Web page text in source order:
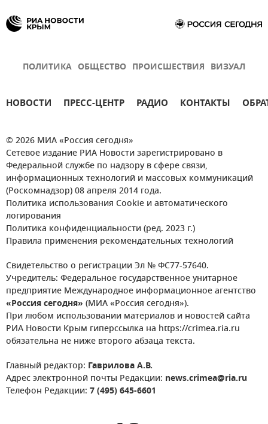
ПОЛИТИКА ОБЩЕСТВО ПРОИСШЕСТВИЯ ВИЗУАЛ
НОВОСТИ ПРЕСС-ЦЕНТР РАДИО КОНТАКТЫ
© 2026 МИА «Россия сегодня»
Сетевое издание РИА Новости зарегистрировано в
Федеральной службе по надзору в сфере связи,
информационных технологий и массовых коммуникаций
(Роскомнадзор) 08 апреля 2014 года.
Политика использования Cookie и автоматического
логирования
Политика конфиденциальности (ред. 2023 г.)
Правила применения рекомендательных технологий
Свидетельство о регистрации Эл № ФС77-57640.
Учредитель: Федеральное государственное унитарное
предприятие Международное информационное агентство
«Россия сегодня» (МИА «Россия сегодня»).
При любом использовании материалов и новостей сайта
РИА Новости Крым гиперссылка на https://crimea.ria.ru
обязательна не ниже второго абзаца текста.
Главный редактор: Гаврилова А.В.
Адрес электронной почты Редакции: news.crimea@ria.ru
Телефон Редакции: 7 (495) 645-6601